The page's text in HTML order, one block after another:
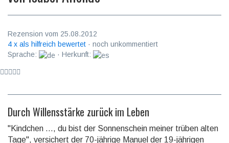
Rezension vom 25.08.2012
4 x als hilfreich bewertet · noch unkommentiert
Sprache:
· Herkunft:
Durch Willensstärke zurück im Leben
"Kindchen ..., du bist der Sonnenschein meiner trüben alten
Tage", versichert der 70-jährige Manuel der 19-jährigen